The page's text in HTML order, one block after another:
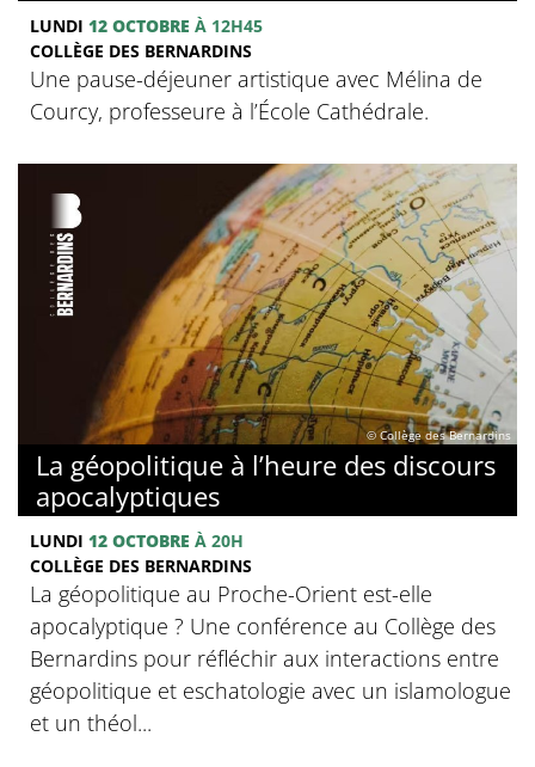
LUNDI 12 OCTOBRE À 12H45
COLLÈGE DES BERNARDINS
Une pause-déjeuner artistique avec Mélina de
Courcy, professeure à l’École Cathédrale.
© Collège des Bernardins
La géopolitique à l’heure des discours
apocalyptiques
LUNDI 12 OCTOBRE À 20H
COLLÈGE DES BERNARDINS
La géopolitique au Proche-Orient est-elle
apocalyptique ? Une conférence au Collège des
Bernardins pour réfléchir aux interactions entre
géopolitique et eschatologie avec un islamologue
et un théol...